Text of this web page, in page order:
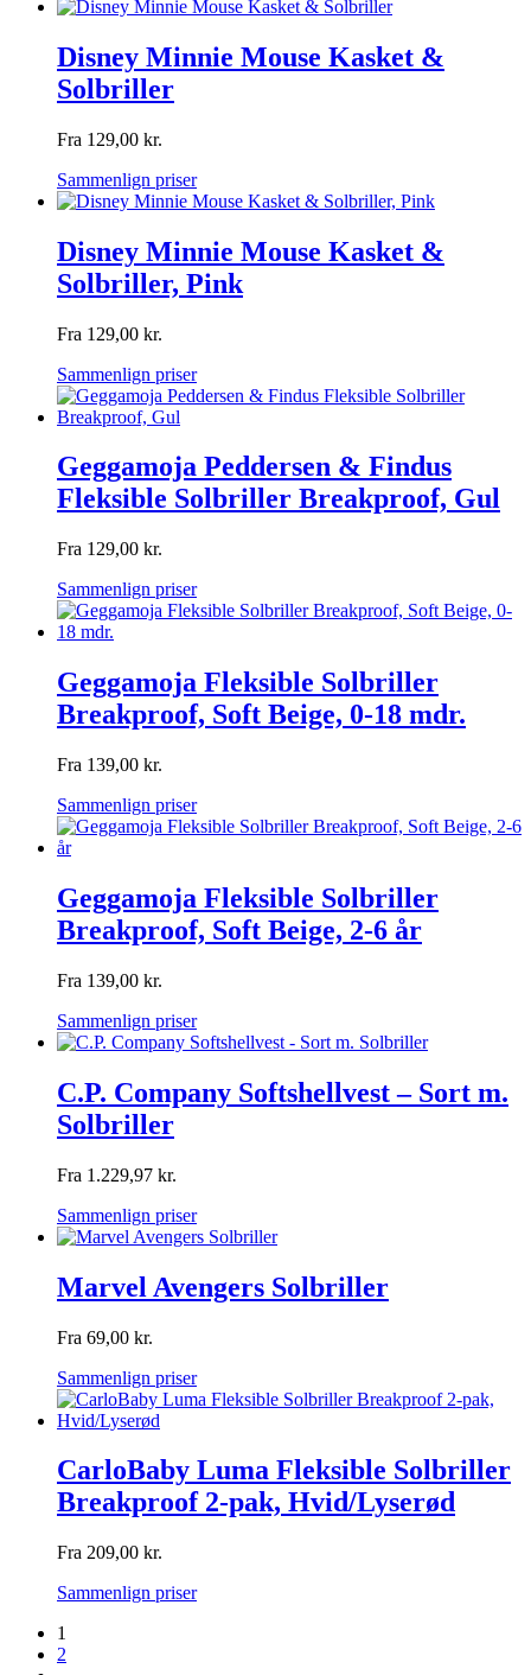
Disney Minnie Mouse Kasket &
Solbriller
Fra 129,00 kr.
Sammenlign priser
Disney Minnie Mouse Kasket &
Solbriller, Pink
Fra 129,00 kr.
Sammenlign priser
Geggamoja Peddersen & Findus
Fleksible Solbriller Breakproof, Gul
Fra 129,00 kr.
Sammenlign priser
Geggamoja Fleksible Solbriller
Breakproof, Soft Beige, 0-18 mdr.
Fra 139,00 kr.
Sammenlign priser
Geggamoja Fleksible Solbriller
Breakproof, Soft Beige, 2-6 år
Fra 139,00 kr.
Sammenlign priser
C.P. Company Softshellvest – Sort m.
Solbriller
Fra 1.229,97 kr.
Sammenlign priser
Marvel Avengers Solbriller
Fra 69,00 kr.
Sammenlign priser
CarloBaby Luma Fleksible Solbriller
Breakproof 2-pak, Hvid/Lyserød
Fra 209,00 kr.
Sammenlign priser
1
2